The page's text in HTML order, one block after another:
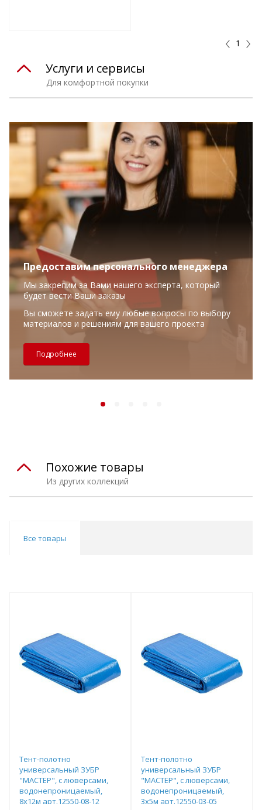
1
Для комфортной покупки
Услуги и сервисы
Предоставим персонального менеджера
Мы закрепим за Вами нашего эксперта, который
будет вести Ваши заказы
Вы сможете задать ему любые вопросы по выбору
материалов и решениям для вашего проекта
Подробнее
Из других коллекций
Похожие товары
Все товары
Тент-полотно
универсальный ЗУБР
"МАСТЕР", с люверсами,
водонепроницаемый,
8х12м арт.12550-08-12
Тент-полотно
универсальный ЗУБР
"МАСТЕР", с люверсами,
водонепроницаемый,
3х5м арт.12550-03-05